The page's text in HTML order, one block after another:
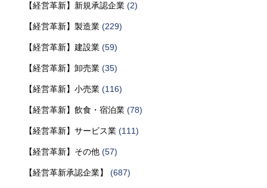
【経営革新】新規承認企業 (2)
【経営革新】製造業 (229)
【経営革新】建設業 (59)
【経営革新】卸売業 (35)
【経営革新】小売業 (116)
【経営革新】飲食・宿泊業 (78)
【経営革新】サービス業 (111)
【経営革新】その他 (57)
【経営革新承認企業】 (687)